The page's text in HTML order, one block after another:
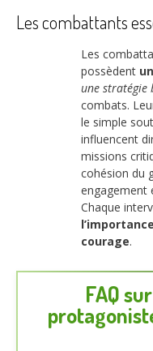
Les combattants
Les
possèdent
une stratégie
combats.
le simple
influencent
missions
cohésion du
engagement
Chaque
courage.
FAQ